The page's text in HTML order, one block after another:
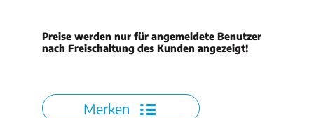
Preise werden nur für angemeldete Benutzer
nach Freischaltung des Kunden angezeigt!
Merken